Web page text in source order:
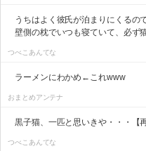
うちはよく彼氏が泊まりにくるの
壁側の枕でいつも寝ていて、必ず
つべこあんてな
ラーメンにわかめ←これwww
おまとめアンテナ
黒子猫、一匹と思いきや・・・【再
つべこあんてな